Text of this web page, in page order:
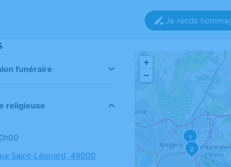
Je rends
funéraire
religieuse
Saint-Léonard, 49000
1
2
+
−